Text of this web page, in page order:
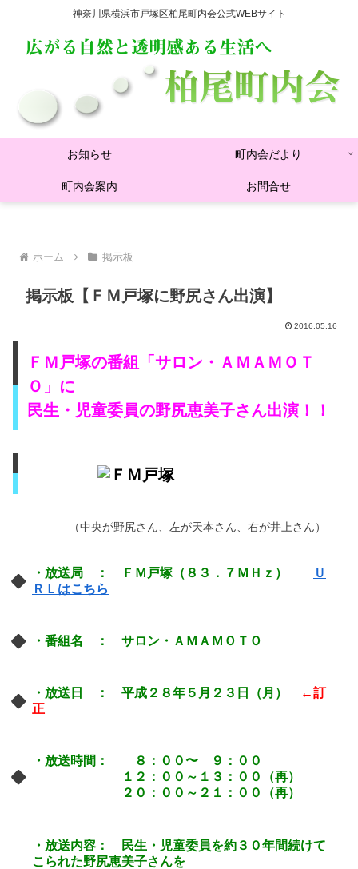
神奈川県横浜市戸塚区柏尾町内会公式WEBサイト
お知らせ 町内会だより
町内会案内 お問合せ
ホーム 掲示板
掲示板【ＦＭ戸塚に野尻さん出演】
2016.05.16
ＦＭ戸塚の番組「サロン・ＡＭＡＭＯＴ
Ｏ」に
民生・児童委員の野尻恵美子さん出演！！
（中央が野尻さん、左が天本さん、右が井上さん）
・放送局 ： ＦＭ戸塚（８３．７ＭＨｚ）
Ｕ
ＲＬはこちら
・番組名 ： サロン・ＡＭＡＭＯＴＯ
・放送日 ： 平成２８年５月２３日（月）
←訂
正
・放送時間： ８：００〜 ９：００
１２：００～１３：００（再）
２０：００～２１：００（再）
・放送内容： 民生・児童委員を約３０年間続けて
こられた野尻恵美子さんを